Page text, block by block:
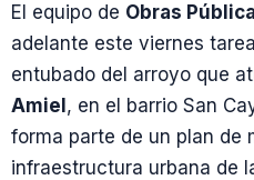
El equipo de Obras
adelante este viernes
entubado del arroyo que
Amiel , en el barrio San
forma parte de un plan de
infraestructura urbana de